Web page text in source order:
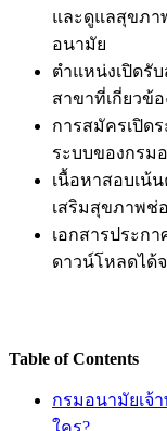
และดูแลสุขภา
อนามัย
ตำแหน่งเปิดรั
สาขาที่เกี่ยวข้
การสมัครเปิด
ระบบของกรม
เนื้อหาสอบเน้
เสริมสุขภาพช่
เอกสารประก
ดาวน์โหลดได้
Table of Contents
กรมอนามัยเจ้
ใคร?